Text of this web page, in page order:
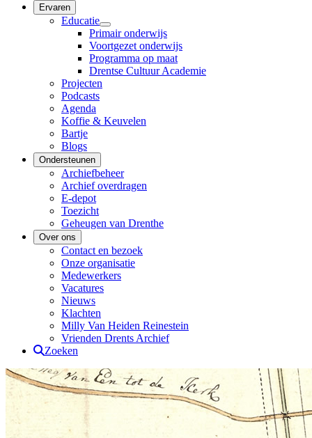
Ervaren
Educatie
Primair onderwijs
Voortgezet onderwijs
Programma op maat
Drentse Cultuur Academie
Projecten
Podcasts
Agenda
Koffie & Keuvelen
Bartje
Blogs
Ondersteunen
Archiefbeheer
Archief overdragen
E-depot
Toezicht
Geheugen van Drenthe
Over ons
Contact en bezoek
Onze organisatie
Medewerkers
Vacatures
Nieuws
Klachten
Milly Van Heiden Reinestein
Vrienden Drents Archief
Zoeken